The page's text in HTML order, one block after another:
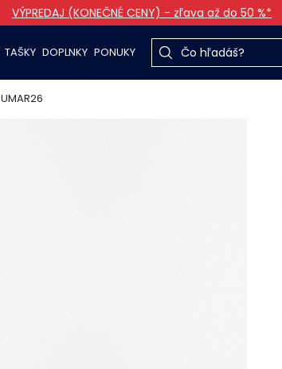
VÝPREDAJ (KONEČNÉ CENY) - zľava až do 50 %*
TAŠKY DOPLNKY PONUKY
UMAR26